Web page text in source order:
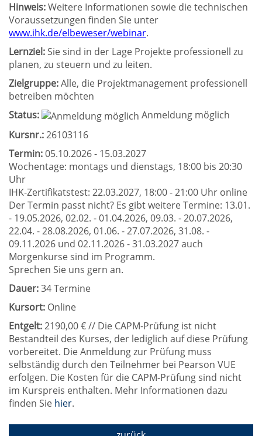
Hinweis:Weitere Informationen sowie die technischen
Voraussetzungen finden Sie unter
www.ihk.de/elbeweser/webinar.
Lernziel:Sie sind in der Lage Projekte professionell zu
planen, zu steuern und zu leiten.
Zielgruppe:Alle, die Projektmanagement professionell
betreiben möchten
Status:
Anmeldung möglich
Kursnr.:26103116
Termin:05.10.2026 - 15.03.2027
Wochentage: montags und dienstags, 18:00 bis 20:30
Uhr
IHK-Zertifikatstest: 22.03.2027, 18:00 - 21:00 Uhr online
Der Termin passt nicht? Es gibt weitere Termine: 13.01.
- 19.05.2026, 02.02. - 01.04.2026, 09.03. - 20.07.2026,
22.04. - 28.08.2026, 01.06. - 27.07.2026, 31.08. -
09.11.2026 und 02.11.2026 - 31.03.2027 auch
Morgenkurse sind im Programm.
Sprechen Sie uns gern an.
Dauer:34 Termine
Kursort: Online
Entgelt:2190,00 € // Die CAPM-Prüfung ist nicht
Bestandteil des Kurses, der lediglich auf diese Prüfung
vorbereitet. Die Anmeldung zur Prüfung muss
selbständig durch den Teilnehmer bei Pearson VUE
erfolgen. Die Kosten für die CAPM-Prüfung sind nicht
im Kurspreis enthalten. Mehr Informationen dazu
finden Sie hier.